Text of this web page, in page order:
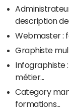
description
Webmaster :
Graphiste
Infographiste
métier...
Category
formations...